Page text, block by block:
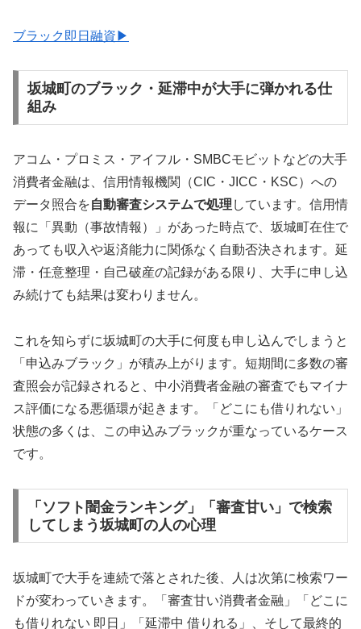
ブラック即日融資▶
坂城町のブラック・延滞中が大手に弾かれる仕
組み
アコム・プロミス・アイフル・SMBCモビットなどの大手
消費者金融は、信用情報機関（CIC・JICC・KSC）への
データ照合を自動審査システムで処理 しています。信用情
報に「異動（事故情報）」があった時点で、坂城町在住で
あっても収入や返済能力に関係なく自動否決されます。延
滞・任意整理・自己破産の記録がある限り、大手に申し込
み続けても結果は変わりません。
これを知らずに坂城町の大手に何度も申し込んでしまうと
「申込みブラック」が積み上がります。短期間に多数の審
査照会が記録されると、中小消費者金融の審査でもマイナ
ス評価になる悪循環が起きます。「どこにも借りれない」
状態の多くは、この申込みブラックが重なっているケース
です。
「ソフト闇金ランキング」「審査甘い」で検索
してしまう坂城町の人の心理
坂城町で大手を連続で落とされた後、人は次第に検索ワー
ドが変わっていきます。「審査甘い消費者金融」「どこに
も借りれない 即日」「延滞中 借りれる」、そして最終的